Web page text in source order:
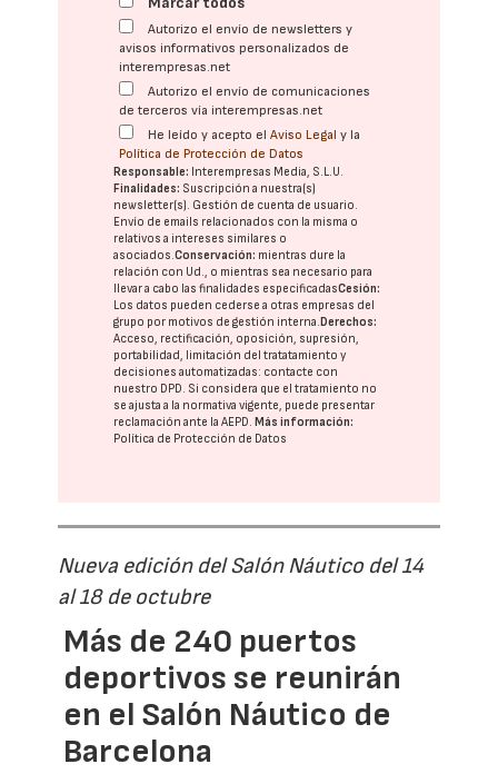
Autorizo el envío de newsletters y
avisos informativos personalizados de
interempresas.net
Autorizo el envío de comunicaciones
de terceros vía interempresas.net
He leído y acepto elAviso Legal y la
Política de Protección de Datos
Responsable: Interempresas Media, S.L.U.
Finalidades: Suscripción a nuestra(s)
newsletter(s). Gestión de cuenta de usuario.
Envío de emails relacionados con la misma o
relativos a intereses similares o
asociados.Conservación: mientras dure la
relación con Ud., o mientras sea necesario para
llevar a cabo las finalidades especificadasCesión:
Los datos pueden cederse a otras empresas del
grupo por motivos de gestión interna. Derechos:
Acceso, rectificación, oposición, supresión,
portabilidad, limitación del tratatamiento y
decisiones automatizadas: contacte con
nuestro DPD. Si considera que el tratamiento no
se ajusta a la normativa vigente, puede presentar
reclamación ante laAEPD. Más información:
Política de Protección de Datos
Nueva edición del Salón Náutico del 14
al 18 de octubre
Más de 240 puertos
deportivos se reunirán
en el Salón Náutico de
Barcelona